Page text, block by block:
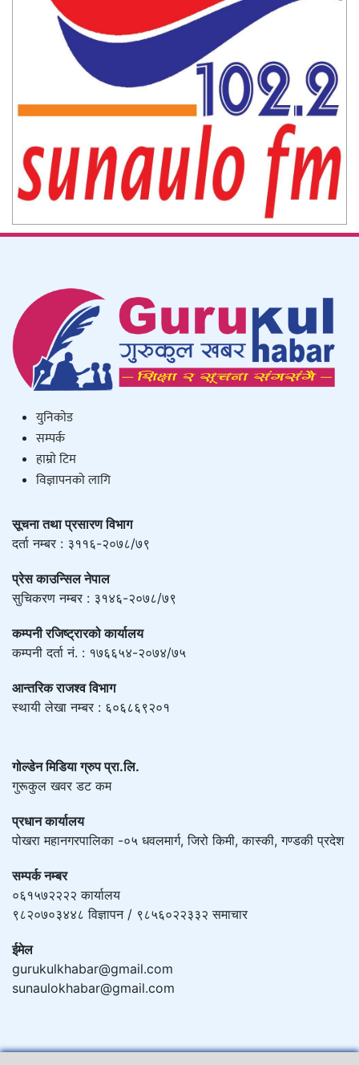
युनिकाेड
सम्पर्क
हाम्राे टिम
विज्ञापनको लागि
सूचना तथा प्रसारण विभाग
दर्ता नम्बर : ३११६-२०७८/७९
प्रेस काउन्सिल नेपाल
सुचिकरण नम्बर : ३१४६-२०७८/७९
कम्पनी रजिष्ट्रारको कार्यालय
कम्पनी दर्ता नं. : १७६६५४-२०७४/७५
आन्तरिक राजश्व विभाग
स्थायी लेखा नम्बर : ६०६८६९२०१
गोल्डेन मिडिया ग्रुप प्रा.लि.
गुरूकुल खवर डट कम
प्रधान कार्यालय
पोखरा महानगरपालिका -०५ धवलमार्ग, जिरो किमी, कास्की, गण्डकी प्रदेश
सम्पर्क नम्बर
०६१५७२२२२ कार्यालय
९८२०७०३४४८ विज्ञापन / ९८५६०२२३३२ समाचार
ईमेल
gurukulkhabar@gmail.com
sunaulokhabar@gmail.com